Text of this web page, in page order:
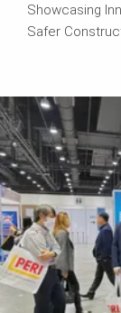
Showcasing
Safer